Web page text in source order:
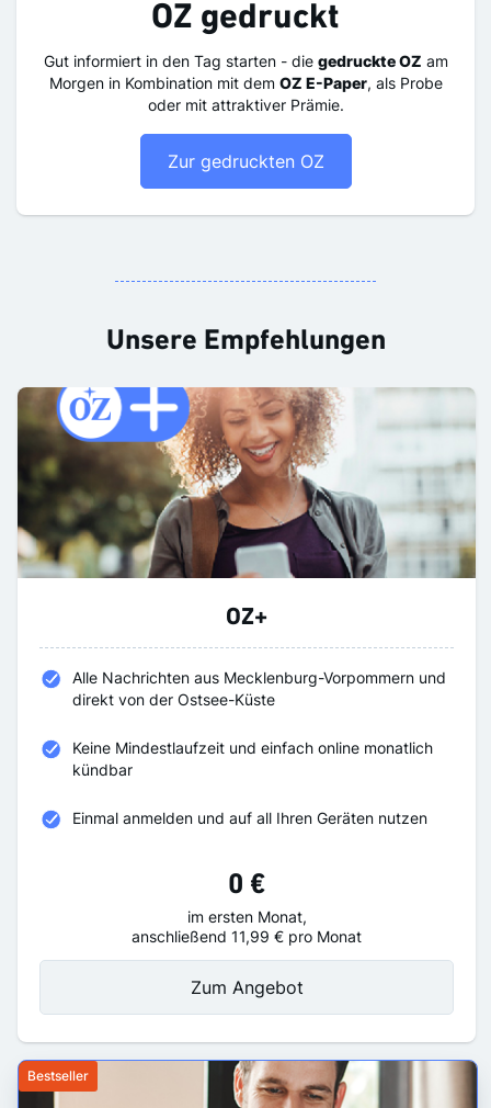
OZ gedruckt
Gut informiert in den Tag starten - die gedruckte OZ am
Morgen in Kombination mit dem OZ E-Paper, als Probe
oder mit attraktiver Prämie.
Zur gedruckten OZ
Unsere Empfehlungen
OZ+
Alle Nachrichten aus Mecklenburg-Vorpommern und
direkt von der Ostsee-Küste
Keine Mindestlaufzeit und einfach online monatlich
kündbar
Einmal anmelden und auf all Ihren Geräten nutzen
0 €
im ersten Monat,
anschließend 11,99 € pro Monat
Zum Angebot
Bestseller